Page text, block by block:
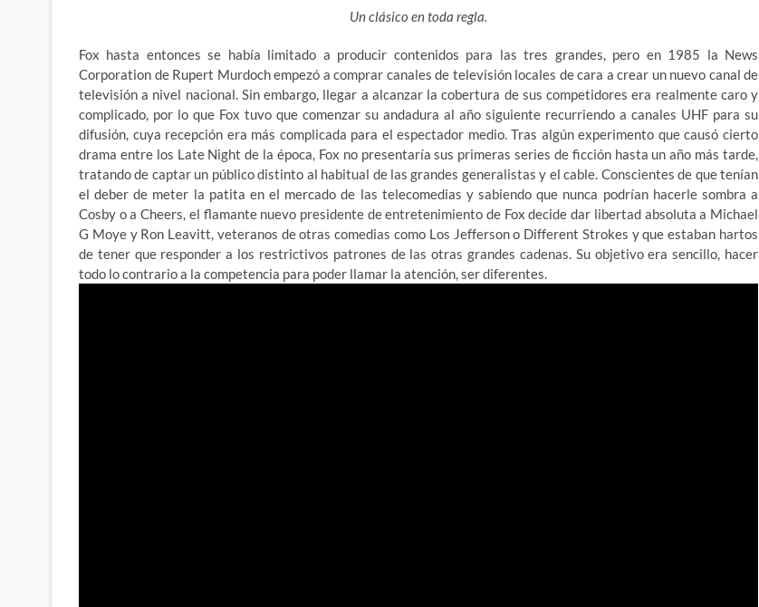
Un clásico en toda regla.
Fox hasta entonces se había limitado a producir contenidos para las tres grandes, pero en 1985 la News
Corporation de Rupert Murdoch empezó a comprar canales de televisión locales de cara a crear un nuevo canal de
televisión a nivel nacional. Sin embargo, llegar a alcanzar la cobertura de sus competidores era realmente caro y
complicado, por lo que Fox tuvo que comenzar su andadura al año siguiente recurriendo a canales UHF para su
difusión, cuya recepción era más complicada para el espectador medio. Tras algún experimento que causó cierto
drama entre los Late Night de la época, Fox no presentaría sus primeras series de ficción hasta un año más tarde,
tratando de captar un público distinto al habitual de las grandes generalistas y el cable. Conscientes de que tenían
el deber de meter la patita en el mercado de las telecomedias y sabiendo que nunca podrían hacerle sombra a
Cosby o a Cheers, el flamante nuevo presidente de entretenimiento de Fox decide dar libertad absoluta a Michael
G Moye y Ron Leavitt, veteranos de otras comedias como Los Jefferson o Different Strokes y que estaban hartos
de tener que responder a los restrictivos patrones de las otras grandes cadenas. Su objetivo era sencillo, hacer
todo lo contrario a la competencia para poder llamar la atención, ser diferentes.